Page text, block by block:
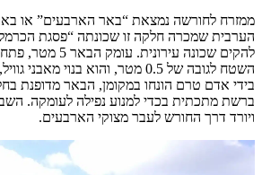
ממזרח לחורשה נמצאת “באר הארבעים” או
הערבית שמכרה חלקה זו שכונתה “פסגת
להקים שכונה
השטח לגובה של 0.5 מטר, והוא בנוי
בידי אדם טרם הונחו במקומן, הבאר מדופנת
ברשת מתכתית בכדי למנוע נפילה לעומקה.
ויורד דרך החורש לעבר מצוקי הארבעים.